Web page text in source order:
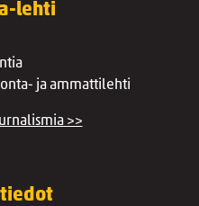
lehti
ja ammattilehti
>>